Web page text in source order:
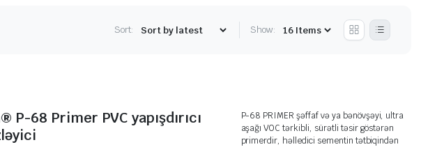
Sort: Show:
P-68 Primer PVC yapışdırıcı
P-68 PRIMER şəffaf və ya bənövşəyi, ultra
aşağı VOC tərkibli, sürətli təsir göstərən
primerdir, həlledici sementin tətbiqindən